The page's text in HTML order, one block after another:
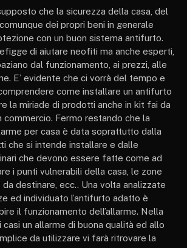
che la sicurezza della casa, del
dei propri beni in generale
con un buon sistema antifurto.
di aiutare neofiti ma anche esperti,
dal funzionamento, ai prezzi, alle
E’ evidente che ci vorrà del tempo e
come installare un antifurto
la miriade di prodotti anche in kit fai da
commercio. Fermo restando che la
per casa è data soprattutto dalla
che si intende installare e dalle
che devono essere fatte come ad
i punti vulnerabili della casa, le zone
destinare, ecc.. Una volta analizzate
ed individuato l’antifurto adatto è
il funzionamento dell’allarme. Nella
un allarme di buona qualità ed allo
da utilizzare vi farà ritrovare la